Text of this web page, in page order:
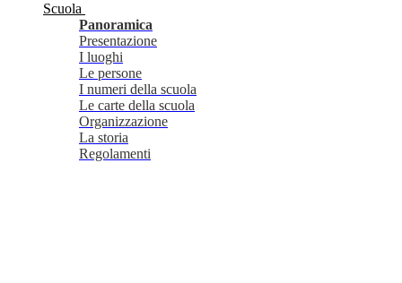
Scuola
Panoramica
Presentazione
I luoghi
Le persone
I numeri della scuola
Le carte della scuola
Organizzazione
La storia
Regolamenti